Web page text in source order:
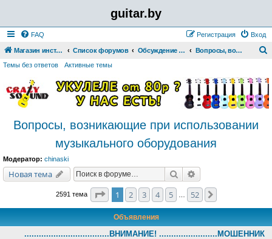
guitar.by
FAQ Вход
Регистрация
Магазин инструментов Список форумов Обсуждение музыкальных инструментов и оборудования Вопросы, возникающие при использовании музыкального оборудования
и
с
к
Темы без ответов Активные темы
Вопросы, возникающие при использовании
музыкального оборудования
Модератор: chinaski
Новая тема Поиск
2591 тема Страница1 из
1 2 3 4 5 52
Объявления
...................................ВНИМАНИЕ! ........................МОШЕННИК